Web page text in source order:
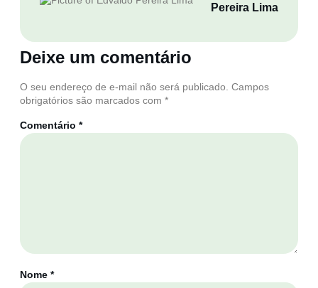
Pereira Lima
Deixe um comentário
O seu endereço de e-mail não será publicado. Campos
obrigatórios são marcados com *
Comentário *
Nome *